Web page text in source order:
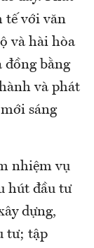
tế với văn
và hài hòa
bằng
và phát
sáng
nhiệm vụ
hút đầu tư
dựng,
tư; tập